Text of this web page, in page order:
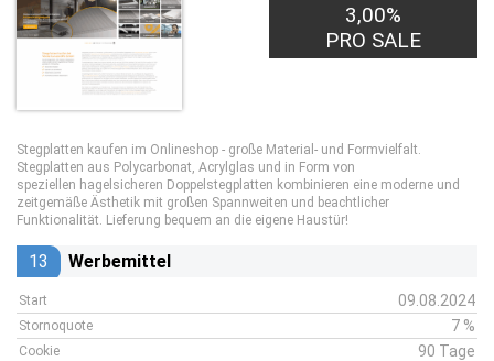
3,00%
PRO SALE
Stegplatten kaufen im Onlineshop - große Material- und Formvielfalt.
Stegplatten aus Polycarbonat, Acrylglas und in Form von
speziellen hagelsicheren Doppelstegplatten kombinieren eine moderne und
zeitgemäße Ästhetik mit großen Spannweiten und beachtlicher
Funktionalität. Lieferung bequem an die eigene Haustür!
13 Werbemittel
Start 09.08.2024
Stornoquote 7 %
Cookie 90 Tage